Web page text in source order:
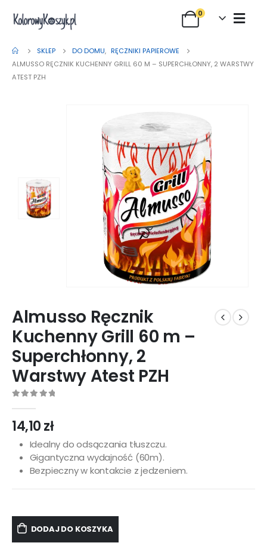
0
SKLEP DO DOMU, RĘCZNIKI PAPIEROWE
ALMUSSO RĘCZNIK KUCHENNY GRILL 60 M – SUPERCHŁONNY, 2 WARSTWY
ATEST PZH
Almusso Ręcznik
Kuchenny Grill 60 m –
Superchłonny, 2
Warstwy Atest PZH
14,10zł
Idealny do odsączania tłuszczu.
Gigantyczna wydajność (60m).
Bezpieczny w kontakcie z jedzeniem.
DODAJ DO KOSZYKA